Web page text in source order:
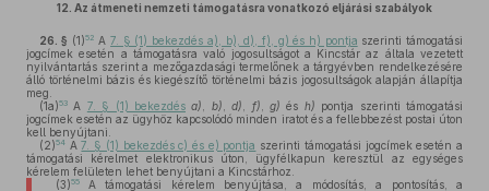
12. Az átmeneti nemzeti támogatásra vonatkozó eljárási szabályok
26. § (1)52 A7. § (1) bekezdés a), b), d), f), g) és h) pontja szerinti támogatási
jogcímek esetén a támogatásra való jogosultságot a Kincstár az általa vezetett
nyilvántartás szerint a mezőgazdasági termelőnek a tárgyévben rendelkezésére
álló történelmi bázis és kiegészítő történelmi bázis jogosultságok alapján állapítja
meg.
(1a)53 A 7. § (1) bekezdés a) b) ,d) f) ,g) és h) pontja szerinti támogatási
jogcímek esetén az ügyhöz kapcsolódó minden iratot és a fellebbezést postai úton
kell benyújtani.
(2)54 A7. § (1) bekezdés c) és e) pontja szerinti támogatási jogcímek esetén a
támogatási kérelmet elektronikus úton, ügyfélkapun keresztül az egységes
kérelem felületen lehet benyújtani a Kincstárhoz.
(3)55A támogatási kérelem benyújtása, a módosítás, a pontosítás, a